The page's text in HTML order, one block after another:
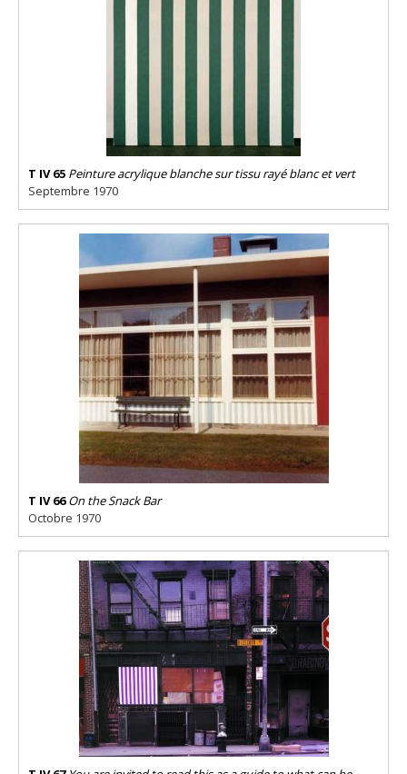
T IV 65 Peinture acrylique blanche sur tissu rayé blanc et vert
Septembre 1970
T IV 66 On the Snack Bar
Octobre 1970